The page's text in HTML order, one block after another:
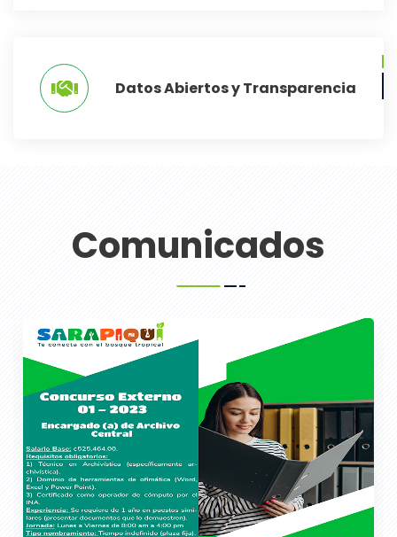
Datos Abiertos y Transparencia
Comunicados